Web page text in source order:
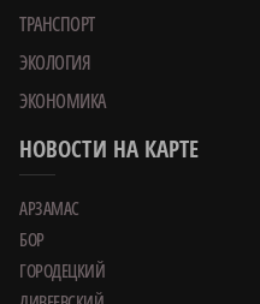
ТРАНСПОРТ
ЭКОЛОГИЯ
ЭКОНОМИКА
НОВОСТИ НА КАРТЕ
АРЗАМАС
БОР
ГОРОДЕЦКИЙ